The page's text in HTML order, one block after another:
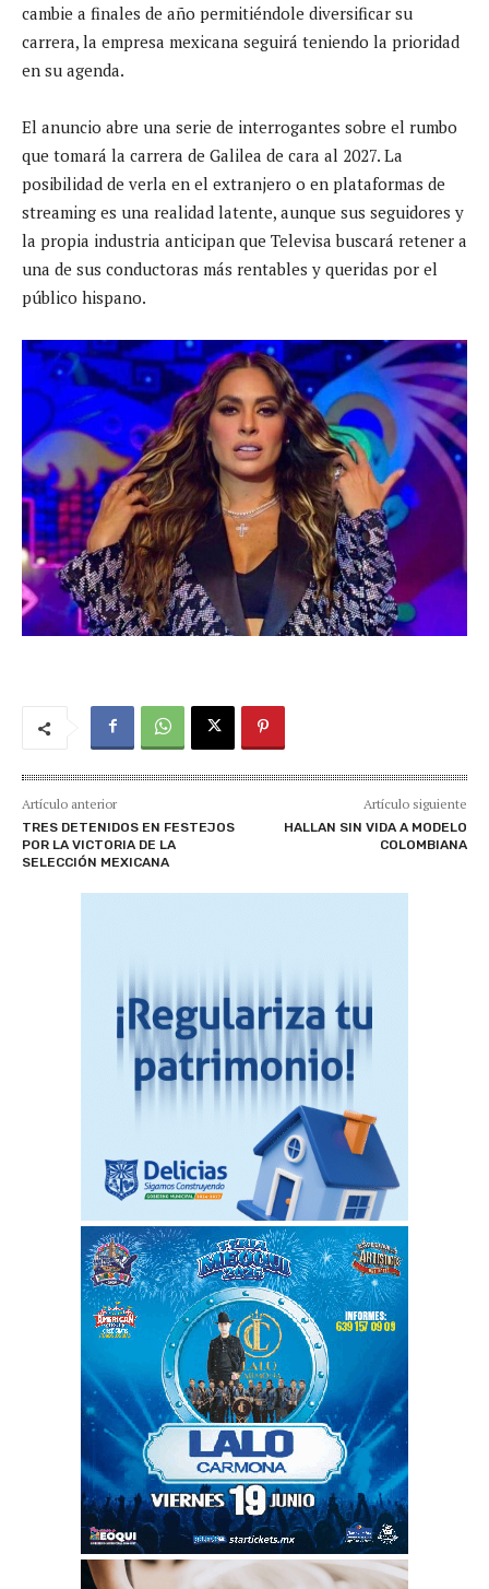
cambie a finales de año permitiéndole diversificar su
carrera, la empresa mexicana seguirá teniendo la prioridad
en su agenda.
El anuncio abre una serie de interrogantes sobre el rumbo
que tomará la carrera de Galilea de cara al 2027. La
posibilidad de verla en el extranjero o en plataformas de
streaming es una realidad latente, aunque sus seguidores y
la propia industria anticipan que Televisa buscará retener a
una de sus conductoras más rentables y queridas por el
público hispano.
Artículo anterior
TRES DETENIDOS EN FESTEJOS
POR LA VICTORIA DE LA
SELECCIÓN MEXICANA
Artículo siguiente
HALLAN SIN VIDA A MODELO
COLOMBIANA